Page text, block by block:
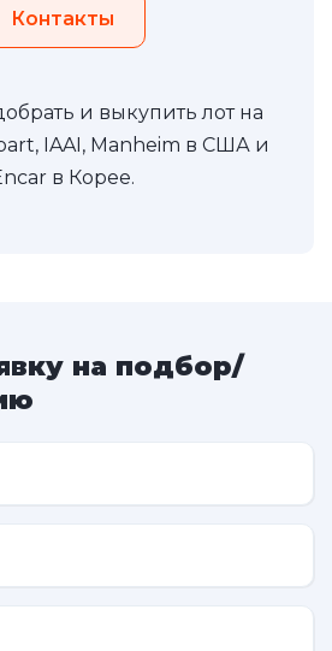
Контакты
и выкупить лот на
IAAI, Manheim в США и
в Корее.
на подбор/